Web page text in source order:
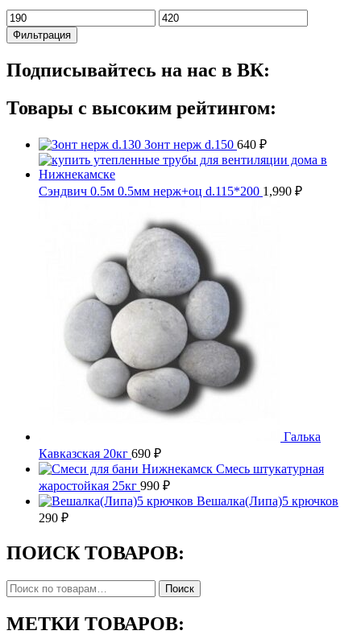
Минимальная
цена
Максимальная
цена
Фильтрация
Подписывайтесь на нас в ВК:
Товары с высоким рейтингом:
Зонт нерж d.150 640 ₽
Сэндвич 0.5м 0.5мм нерж+оц d.115*200 1,990 ₽
Галька
Кавказская 20кг 690 ₽
Смесь штукатурная
жаростойкая 25кг 990 ₽
Вешалка(Липа)5 крючков
290 ₽
ПОИСК ТОВАРОВ:
Искать: Поиск
МЕТКИ ТОВАРОВ: